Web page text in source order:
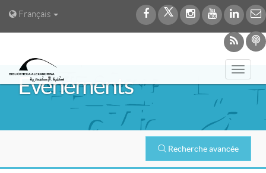
Français
Evénements
Recherche avancée